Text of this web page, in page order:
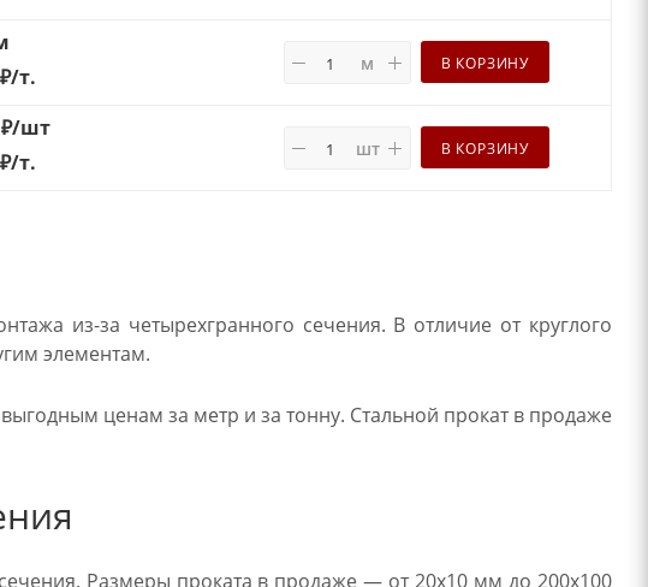
₽/т.
м В КОРЗИНУ
₽/шт
₽/т.
шт В КОРЗИНУ
из-за четырехгранного сечения. В отличие от круглого
элементам.
ценам за метр и за тонну. Стальной прокат в продаже
Размеры проката в продаже — от 20х10 мм до 200х100